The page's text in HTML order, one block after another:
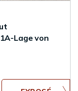
Lage von